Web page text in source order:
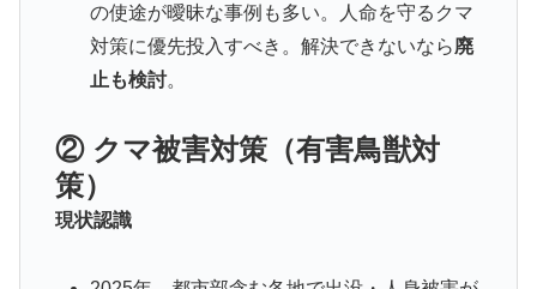
の使途が曖昧な事例も多い。人命を守るクマ
対策に優先投入すべき。解決できないなら廃
止も検討。
② クマ被害対策（有害鳥獣対
策）
現状認識